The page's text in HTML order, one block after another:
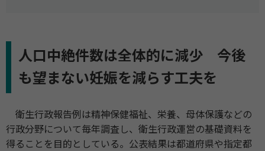
人口中絶件数は全体的に減少 今後
も望まない妊娠を減らす工夫を
衛生行政報告例は精神保健福祉、栄養、母体保護などの
行政分野について毎年調査し、衛生行政運営の基礎資料を
得ることを目的としている。公表結果は都道府県や指定都